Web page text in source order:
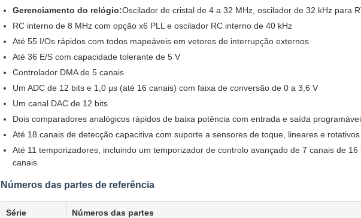
Gerenciamento do relógio:Oscilador de cristal de 4 a 32 MHz, oscilador de 32 kHz para
RC interno de 8 MHz com opção x6 PLL e oscilador RC interno de 40 kHz
Até 55 I/Os rápidos com todos mapeáveis em vetores de interrupção externos
Até 36 E/S com capacidade tolerante de 5 V
Controlador DMA de 5 canais
Um ADC de 12 bits e 1,0 μs (até 16 canais) com faixa de conversão de 0 a 3,6 V
Um canal DAC de 12 bits
Dois comparadores analógicos rápidos de baixa potência com entrada e saída
Até 18 canais de detecção capacitiva com suporte a sensores de toque, lineares e rotativos
Até 11 temporizadores, incluindo um temporizador de controlo avançado de 7 canais de
canais
Números das partes de referência
Série Números das partes